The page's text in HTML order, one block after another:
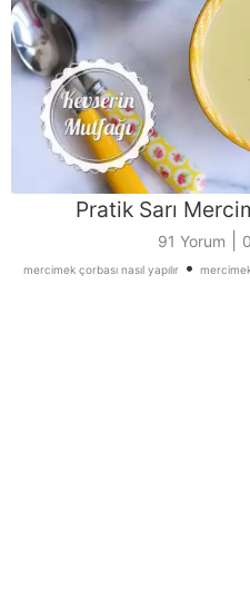
Pratik Sarı
91 Yorum
mercimek çorbası nasıl yapılır•